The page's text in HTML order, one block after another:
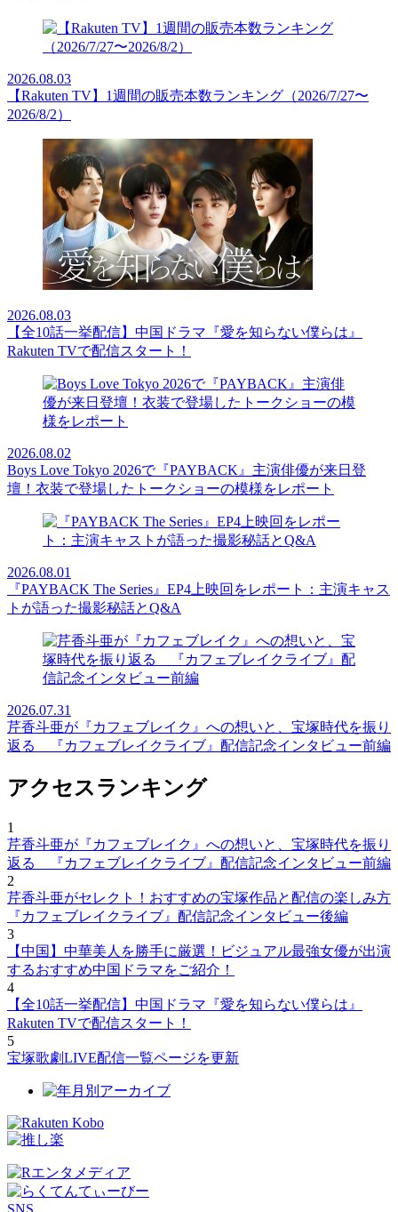
2026.08.03
【Rakuten TV】1週間の販売本数ランキング（2026/7/27〜
2026/8/2）
2026.08.03
【全10話一挙配信】中国ドラマ『愛を知らない僕らは』
Rakuten TVで配信スタート！
2026.08.02
Boys Love Tokyo 2026で『PAYBACK』主演俳優が来日登
壇！衣装で登場したトークショーの模様をレポート
2026.08.01
『PAYBACK The Series』EP4上映回をレポート：主演キャス
トが語った撮影秘話とQ&A
2026.07.31
芹香斗亜が『カフェブレイク』への想いと、宝塚時代を振り
返る 『カフェブレイクライブ』配信記念インタビュー前編
アクセスランキング
1
芹香斗亜が『カフェブレイク』への想いと、宝塚時代を振り
返る 『カフェブレイクライブ』配信記念インタビュー前編
2
芹香斗亜がセレクト！おすすめの宝塚作品と配信の楽しみ方
『カフェブレイクライブ』配信記念インタビュー後編
3
【中国】中華美人を勝手に厳選！ビジュアル最強女優が出演
するおすすめ中国ドラマをご紹介！
4
【全10話一挙配信】中国ドラマ『愛を知らない僕らは』
Rakuten TVで配信スタート！
5
宝塚歌劇LIVE配信一覧ページを更新
SNS